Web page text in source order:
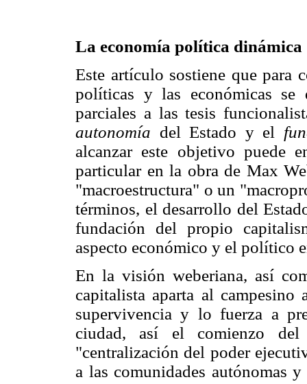
La economía política dinámica
Este artículo sostiene que para
políticas y las económicas se
parciales a las tesis
autonomía del Estado y el
alcanzar este objetivo puede
particular en la obra de Max
"macroestructura" o un
términos, el desarrollo del
fundación del propio
aspecto económico y el político
En la visión weberiana, así
capitalista aparta al
supervivencia y lo fuerza a
ciudad, así el comienzo
"centralización del poder
a las comunidades autónomas